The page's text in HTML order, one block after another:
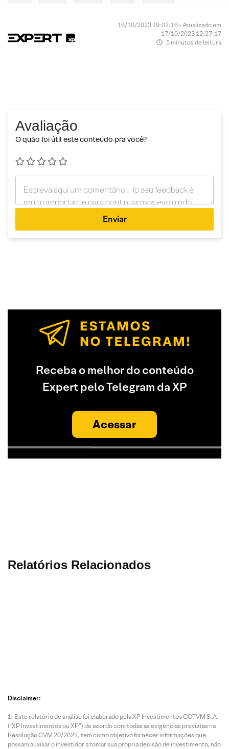
16/10/2023 19:02:16 • Atualizado em
17/10/2023 12:27:17
5 minutos de leitura
Avaliação
O quão foi útil este conteúdo pra você?
Enviar
Receba o melhor do conteúdo
Expert pelo Telegram da XP
Acessar
Relatórios Relacionados
econca
vo
(RECV
CP
(LOGG
3):
:
Pacote
de
) |
Disclaimer:
Este relatório de análise foi elaborado pela XP Investimentos CCTVM S.A.
(“XP Investimentos ou XP”) de acordo com todas as exigências previstas na
Resolução CVM 20/2021, tem como objetivo fornecer informações que
possam auxiliar o investidor a tomar sua própria decisão de investimento, não